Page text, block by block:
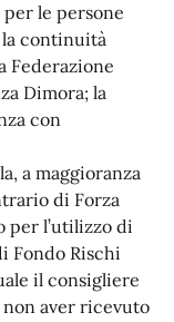
le persone
la continuità
Federazione
Dimora; la
con
a maggioranza
di Forza
per l’utilizzo di
Fondo Rischi
il consigliere
aver ricevuto